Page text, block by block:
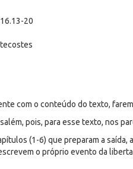
20
com o conteúdo do texto,
pois, para esse texto, nos
(1-6) que preparam a saída,
o próprio evento da